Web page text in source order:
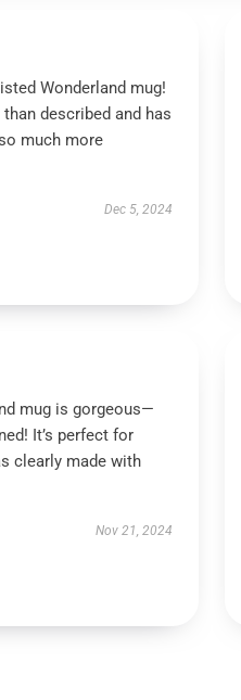
Wonderland mug!
described and has
much more
Dec 5, 2024
mug is gorgeous—
It’s perfect for
clearly made with
Nov 21, 2024